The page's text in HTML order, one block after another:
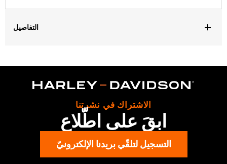
التفاصيل
Sold In Units:Each
Mounting bracket only
1 year limited warranty – Go to
www.h-
for full details
الاشتراك في نشرتنا
ابقَ على اطّلاع
التسجيل لتلقّي بريدنا الإلكترونيّ